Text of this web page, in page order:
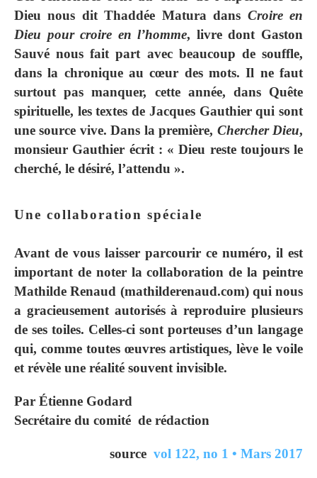
Dieu nous dit Thaddée Matura dans Croire en
Dieu pour croire en l’homme, livre dont Gaston
Sauvé nous fait part avec beaucoup de souffle,
dans la chronique au cœur des mots. Il ne faut
surtout pas manquer, cette année, dans Quête
spirituelle, les textes de Jacques Gauthier qui sont
une source vive. Dans la première, Chercher Dieu,
monsieur Gauthier écrit : « Dieu reste toujours le
cherché, le désiré, l’attendu ».
Une collaboration spéciale
Avant de vous laisser parcourir ce numéro, il est
important de noter la collaboration de la peintre
Mathilde Renaud (mathilderenaud.com) qui nous
a gracieusement autorisés à reproduire plusieurs
de ses toiles. Celles-ci sont porteuses d’un langage
qui, comme toutes œuvres artistiques, lève le voile
et révèle une réalité souvent invisible.
Par Étienne Godard
Secrétaire du comité de rédaction
source vol 122, no 1 • Mars 2017